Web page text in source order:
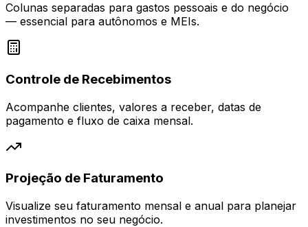
Colunas separadas para gastos pessoais e do negócio
— essencial para autônomos e MEIs.
Controle de Recebimentos
Acompanhe clientes, valores a receber, datas de
pagamento e fluxo de caixa mensal.
Projeção de Faturamento
Visualize seu faturamento mensal e anual para planejar
investimentos no seu negócio.